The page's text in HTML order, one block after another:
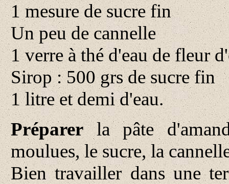
1 mesure de sucre fin
Un peu de cannelle
1 verre à thé d'eau de fleur
Sirop : 500 grs de sucre fin
1 litre et demi d'eau.
Préparerla pâte
moulues, le sucre, la
Bien travailler dans une